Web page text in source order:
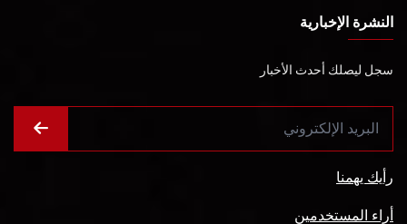
النشرة الإخبارية
سجل ليصلك أحدث الأخبار
رأيك يهمنا
أراء المستخدمين